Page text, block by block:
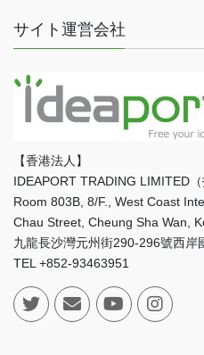
サイト運営会社
【香港法人】
IDEAPORT TRADING LIMITED（
Room 803B, 8/F., West Coast
Chau Street, Cheung Sha Wan,
九龍長沙灣元州街290-296號西岸
TEL +852-93463951